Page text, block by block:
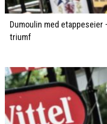
Dumoulin med etappeseier
triumf